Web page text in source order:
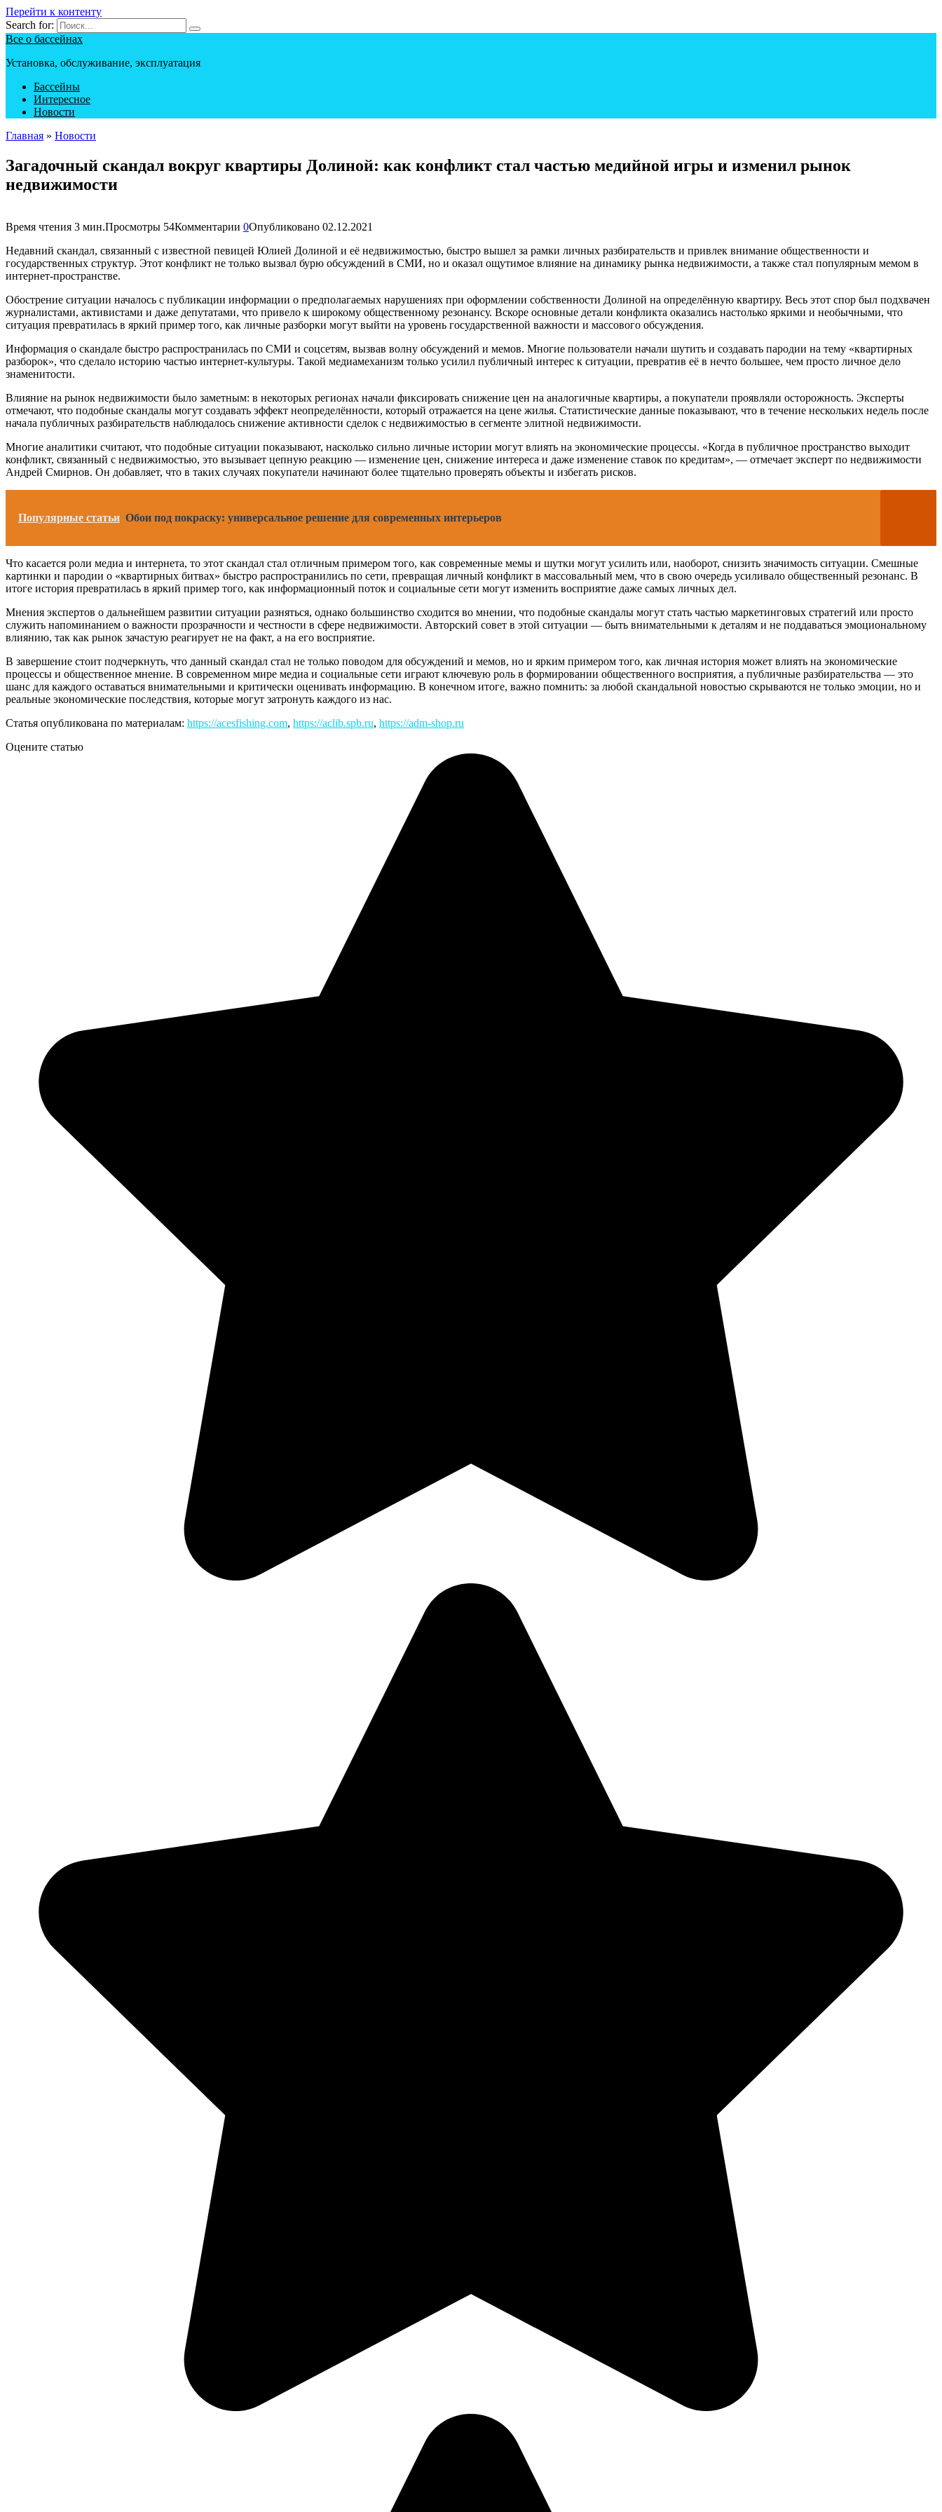
Перейти к контенту
Search for:
Все о бассейнах
Установка, обслуживание, эксплуатация
Бассейны
Интересное
Новости
Главная » Новости
Загадочный скандал вокруг квартиры Долиной: как конфликт стал частью медийной игры и изменил рынок
недвижимости
Время чтения 3 мин.Просмотры 54Комментарии 0Опубликовано 02.12.2021
Недавний скандал, связанный с известной певицей Юлией Долиной и её недвижимостью, быстро вышел за рамки личных разбирательств и привлек внимание общественности и
государственных структур. Этот конфликт не только вызвал бурю обсуждений в СМИ, но и оказал ощутимое влияние на динамику рынка недвижимости, а также стал популярным мемом в
интернет-пространстве.
Обострение ситуации началось с публикации информации о предполагаемых нарушениях при оформлении собственности Долиной на определённую квартиру. Весь этот спор был подхвачен
журналистами, активистами и даже депутатами, что привело к широкому общественному резонансу. Вскоре основные детали конфликта оказались настолько яркими и необычными, что
ситуация превратилась в яркий пример того, как личные разборки могут выйти на уровень государственной важности и массового обсуждения.
Информация о скандале быстро распространилась по СМИ и соцсетям, вызвав волну обсуждений и мемов. Многие пользователи начали шутить и создавать пародии на тему «квартирных
разборок», что сделало историю частью интернет-культуры. Такой медиамеханизм только усилил публичный интерес к ситуации, превратив её в нечто большее, чем просто личное дело
знаменитости.
Влияние на рынок недвижимости было заметным: в некоторых регионах начали фиксировать снижение цен на аналогичные квартиры, а покупатели проявляли осторожность. Эксперты
отмечают, что подобные скандалы могут создавать эффект неопределённости, который отражается на цене жилья. Статистические данные показывают, что в течение нескольких недель после
начала публичных разбирательств наблюдалось снижение активности сделок с недвижимостью в сегменте элитной недвижимости.
Многие аналитики считают, что подобные ситуации показывают, насколько сильно личные истории могут влиять на экономические процессы. «Когда в публичное пространство выходит
конфликт, связанный с недвижимостью, это вызывает цепную реакцию — изменение цен, снижение интереса и даже изменение ставок по кредитам», — отмечает эксперт по недвижимости
Андрей Смирнов. Он добавляет, что в таких случаях покупатели начинают более тщательно проверять объекты и избегать рисков.
Популярные статьи Обои под покраску: универсальное решение для современных интерьеров
Что касается роли медиа и интернета, то этот скандал стал отличным примером того, как современные мемы и шутки могут усилить или, наоборот, снизить значимость ситуации. Смешные
картинки и пародии о «квартирных битвах» быстро распространились по сети, превращая личный конфликт в массовальный мем, что в свою очередь усиливало общественный резонанс. В
итоге история превратилась в яркий пример того, как информационный поток и социальные сети могут изменить восприятие даже самых личных дел.
Мнения экспертов о дальнейшем развитии ситуации разняться, однако большинство сходится во мнении, что подобные скандалы могут стать частью маркетинговых стратегий или просто
служить напоминанием о важности прозрачности и честности в сфере недвижимости. Авторский совет в этой ситуации — быть внимательными к деталям и не поддаваться эмоциональному
влиянию, так как рынок зачастую реагирует не на факт, а на его восприятие.
В завершение стоит подчеркнуть, что данный скандал стал не только поводом для обсуждений и мемов, но и ярким примером того, как личная история может влиять на экономические
процессы и общественное мнение. В современном мире медиа и социальные сети играют ключевую роль в формировании общественного восприятия, а публичные разбирательства — это
шанс для каждого оставаться внимательными и критически оценивать информацию. В конечном итоге, важно помнить: за любой скандальной новостью скрываются не только эмоции, но и
реальные экономические последствия, которые могут затронуть каждого из нас.
Статья опубликована по материалам: https://acesfishing.com, https://aclib.spb.ru, https://adm-shop.ru
Оцените статью